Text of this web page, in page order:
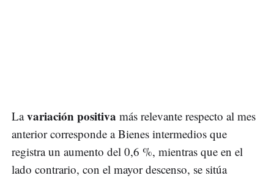
Lavariación positiva más relevante respecto al mes
anterior corresponde a Bienes intermedios que
registra un aumento del 0,6 %, mientras que en el
lado contrario, con el mayor descenso, se sitúa